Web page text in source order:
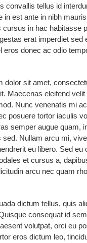
convallis tellus id
in est ante in nibh
cursus in hac habitasse
erat imperdiet sed
eros donec ac odio
dolor sit amet,
Maecenas eleifend velit
Nunc venenatis mi
posuere tortor iaculis
semper augue quam,
sed. Nullam arcu mi,
eu libero. Sed eu
et cursus a,
arcu nec quam
dictum tellus, quis
consequat id
volutpat, orci eu
eros dictum leo,